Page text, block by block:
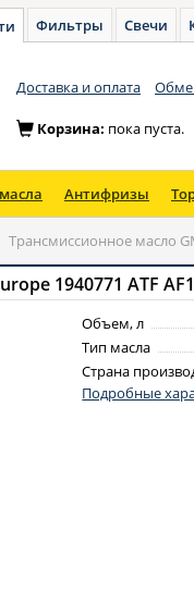
Фильтры Свечи
Доставка и оплата
Корзина: пока пуста.
Антифризы
Трансмиссионное масло
1940771 ATF
Объем, л
Тип масла
Страна
Подробные